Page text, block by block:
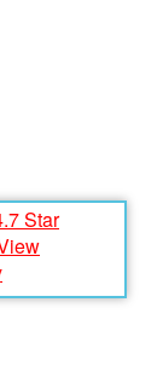
Star